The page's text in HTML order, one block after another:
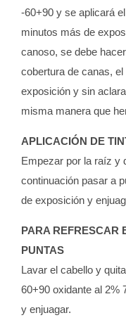
-60+90 y se aplicará
minutos más de
canoso, se debe
cobertura de canas,
exposición y sin
misma manera que
APLICACIÓN DE
Empezar por la raíz y
continuación pasar a
de exposición y
PARA REFRESCAR
PUNTAS
Lavar el cabello y
60+90 oxidante al 2%
y enjuagar.